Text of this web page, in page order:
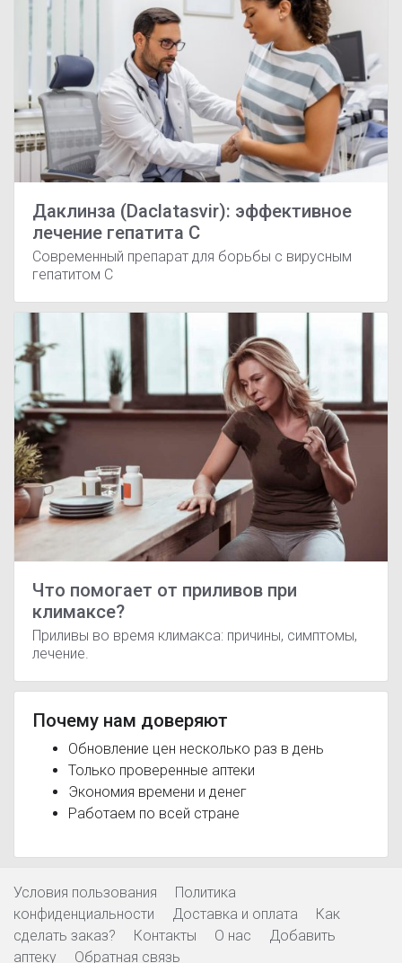
Даклинза (Daclatasvir): эффективное
лечение гепатита C
Современный препарат для борьбы с вирусным
гепатитом C
Что помогает от приливов при
климаксе?
Приливы во время климакса: причины, симптомы,
лечение.
Почему нам доверяют
Обновление цен несколько раз в день
Только проверенные аптеки
Экономия времени и денег
Работаем по всей стране
Условия пользования
Политика
конфиденциальности
Доставка и оплата
Как
сделать заказ?
Контакты О нас
Добавить
аптеку
Обратная связь